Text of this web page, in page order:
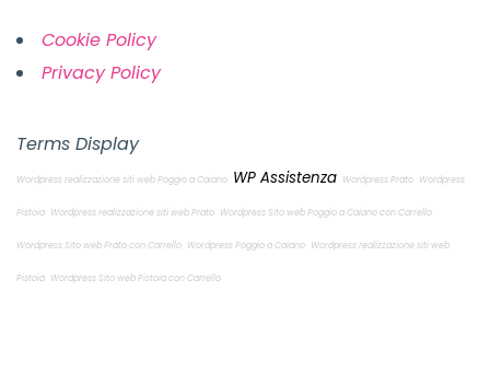
Cookie Policy
Privacy Policy
Terms Display
Wordpress realizzazione siti web Poggio a Caiano WP Assistenza Wordpress Prato Wordpress
Pistoia Wordpress realizzazione siti web Prato Wordpress Sito web Poggio a Caiano con Carrello
Wordpress Sito web Prato con Carrello Wordpress Poggio a Caiano Wordpress realizzazione siti web
Pistoia Wordpress Sito web Pistoia con Carrello